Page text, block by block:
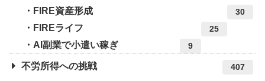
FIRE資産形成 30
FIREライフ 25
AI副業で小遣い稼ぎ 9
不労所得への挑戦 407